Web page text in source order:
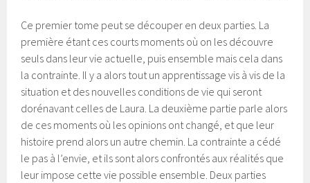
Ce premier tome peut se découper en deux parties. La
première étant ces courts moments où on les découvre
seuls dans leur vie actuelle, puis ensemble mais cela dans
la contrainte. Il y a alors tout un apprentissage vis à vis de la
situation et des nouvelles conditions de vie qui seront
dorénavant celles de Laura. La deuxième partie parle alors
de ces moments où les opinions ont changé, et que leur
histoire prend alors un autre chemin. La contrainte a cédé
le pas à l’envie, et ils sont alors confrontés aux réalités que
leur impose cette vie possible ensemble. Deux parties